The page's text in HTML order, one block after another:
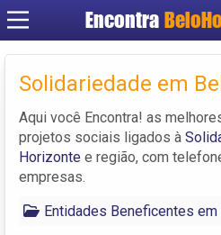
Encontra
Criar
Solidariedade em
Aqui você Encontra! as
projetos sociais ligados à
Horizonte e região, com
empresas.
Entidades Beneficentes